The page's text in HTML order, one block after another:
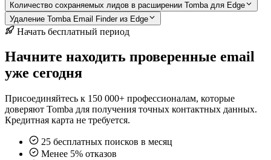
Количество сохраняемых лидов в расширении Tomba для Edge
Удаление Tomba Email Finder из Edge
Начать бесплатный период
Начните находить проверенные email
уже сегодня
Присоединяйтесь к 150 000+ профессионалам, которые
доверяют Tomba для получения точных контактных данных.
Кредитная карта не требуется.
25 бесплатных поисков в месяц
Менее 5% отказов